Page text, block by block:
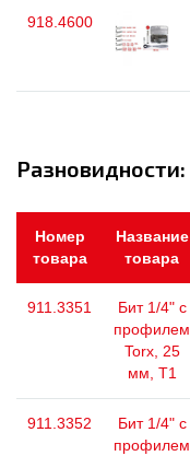
918.4600
Разновидности:
Номер
товара
Название
товара
911.3351
Бит 1/4" с
профилем
Torx, 25
мм, Т1
911.3352
Бит 1/4" с
профилем